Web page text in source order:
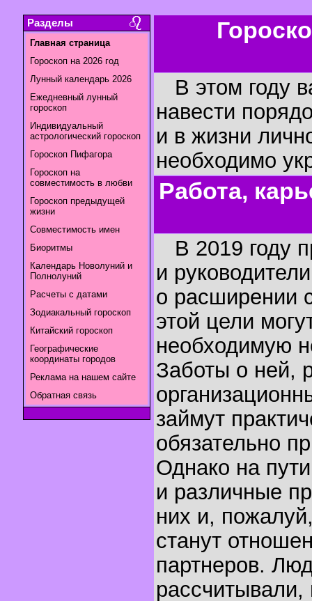
Разделы
Главная страница
Гороскоп на 2026 год
Лунный календарь 2026
Ежедневный лунный
гороскоп
Индивидуальный
астрологический гороскоп
Гороскоп Пифагора
Гороскоп на
совместимость в любви
Гороскоп предыдущей
жизни
Совместимость имен
Биоритмы
Календарь Новолуний и
Полнолуний
Расчеты с датами
Зодиакальный гороскоп
Китайский гороскоп
Географические
координаты городов
Реклама на нашем сайте
Обратная связь
В этом году
навести
и в жизни
необходимо
Работа,
В 2019 году
и
о расширении
этой цели
необходимую
Заботы о ней,
займут
обязательно
Однако на
и различные
них и,
станут
партнеров.
рассчитывали,